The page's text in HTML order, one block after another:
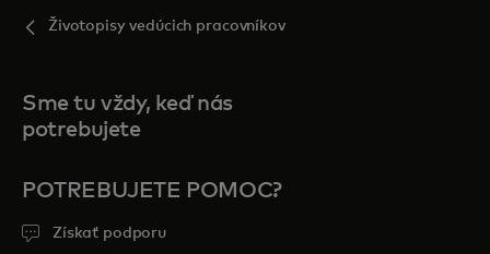
Životopisy vedúcich pracovníkov
Sme tu vždy, keď nás
potrebujete
POTREBUJETE POMOC?
Získať podporu